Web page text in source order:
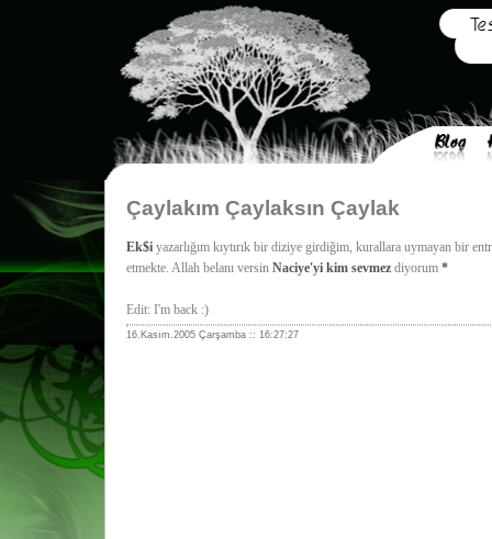
Çaylakım Çaylaksın Çaylak
Ek$iyazarlığım kıytırık bir diziye girdiğim, kurallara uymayan bir
etmekte. Allah belanı versin Naciye'yi kim sevmezdiyorum *
Edit: I'm back :)
16.Kasım.2005 Çarşamba :: 16:27:27